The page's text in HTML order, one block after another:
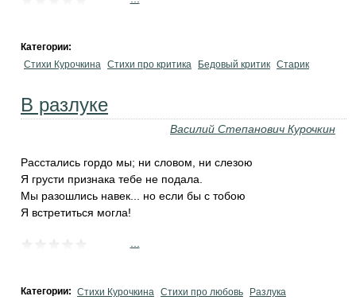
Категории:
Стихи Курочкина Стихи про критика Бедовый критик Старик
В разлуке
Василий Степанович Курочкин
Расстались гордо мы; ни словом, ни слезою
Я грусти признака тебе не подала.
Мы разошлись навек... но если бы с тобою
Я встретиться могла!
Категории: Стихи Курочкина Стихи про любовь Разлука